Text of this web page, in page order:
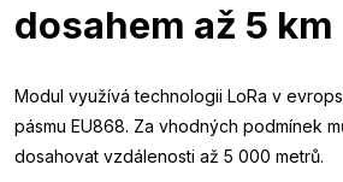
dosahem až 5 km
Modul využívá technologii LoRa v
pásmu EU868. Za vhodných podmínek
dosahovat vzdálenosti až 5 000 metrů.